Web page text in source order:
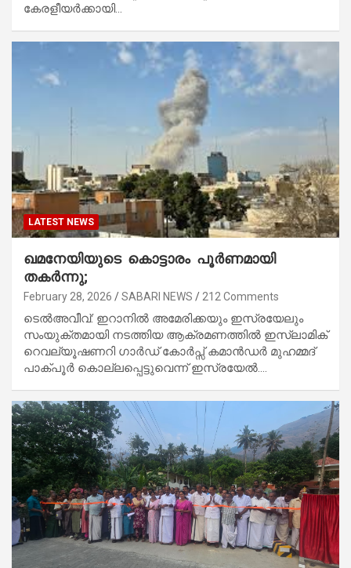
കേരളീയര്‍ക്കായി…
LATEST NEWS
ഖമനേയിയുടെ കൊട്ടാരം പൂർണമായി
തകർന്നു;
February 28, 2026 SABARI NEWS 212 Comments
ടെൽഅവീവ്: ഇറാനിൽ അമേരിക്കയും ഇസ്രയേലും
സംയുക്തമായി നടത്തിയ ആക്രമണത്തിൽ ഇസ്ലാമിക്
റെവല്യൂഷണറി ഗാർഡ് കോർപ്സ് കമാൻഡർ മുഹമ്മദ്
പാക്പൂർ കൊല്ലപ്പെട്ടുവെന്ന് ഇസ്രയേൽ.…